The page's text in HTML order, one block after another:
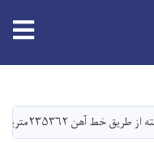
تُن انتقالات صورت گرفته است